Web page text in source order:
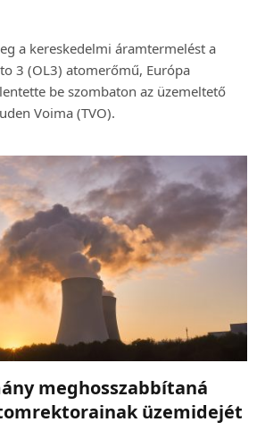
a kereskedelmi áramtermelést a
3 (OL3) atomerőmű, Európa
be szombaton az üzemeltető
Voima (TVO).
meghosszabbítaná
üzemidejét